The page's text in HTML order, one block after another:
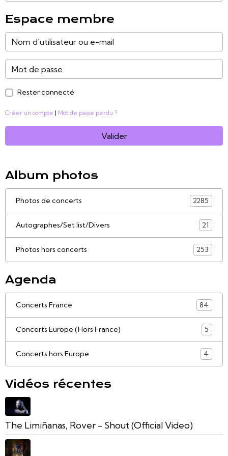
Espace membre
Rester connecté
Créer un compte | Mot de passe perdu ?
Valider
Album photos
Photos de concerts 2285
Autographes/Set list/Divers 21
Photos hors concerts 253
Agenda
Concerts France 84
Concerts Europe (Hors France) 5
Concerts hors Europe 4
Vidéos récentes
The Limiñanas, Rover - Shout (Official Video)